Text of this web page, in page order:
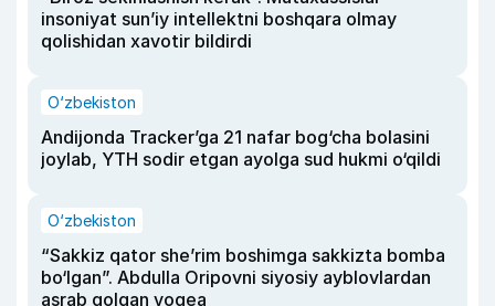
insoniyat sun’iy intellektni boshqara olmay
qolishidan xavotir bildirdi
O‘zbekiston
Andijonda Tracker’ga 21 nafar bog‘cha bolasini
joylab, YTH sodir etgan ayolga sud hukmi o‘qildi
O‘zbekiston
“Sakkiz qator she’rim boshimga sakkizta bomba
bo‘lgan”. Abdulla Oripovni siyosiy ayblovlardan
asrab qolgan voqea